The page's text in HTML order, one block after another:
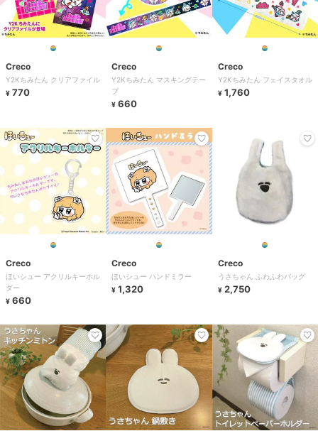
Creco
Y2Kちみたん クリアファイル
¥ 770
Creco
Y2Kちみたん マスキングテー
プ
¥ 660
Creco
Y2Kちみたん フェイスタオル
¥ 1,760
Creco
ほいシュー アクリルキーホル
ダー
¥ 660
Creco
ほいシュー ハンドミラー
¥ 1,320
Creco
うさちゃん ふわふわバッグ
¥ 2,750